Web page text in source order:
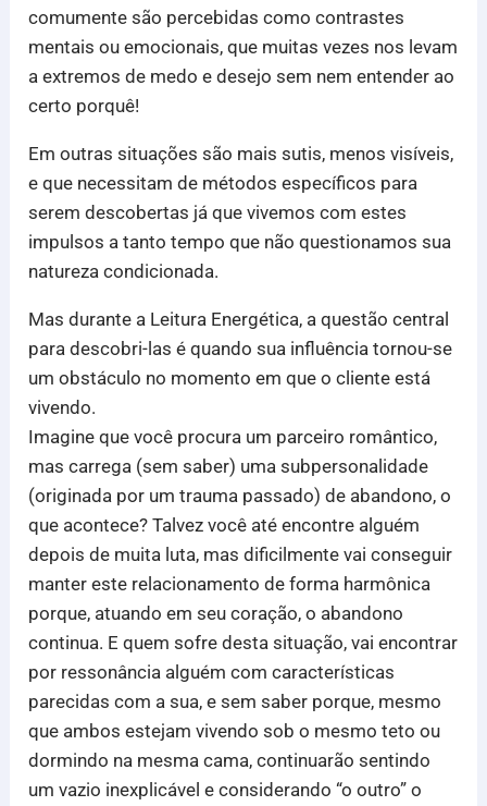
comumente são percebidas como contrastes
mentais ou emocionais, que muitas vezes nos levam
a extremos de medo e desejo sem nem entender ao
certo porquê!
Em outras situações são mais sutis, menos visíveis,
e que necessitam de métodos específicos para
serem descobertas já que vivemos com estes
impulsos a tanto tempo que não questionamos sua
natureza condicionada.
Mas durante a Leitura Energética, a questão central
para descobri-las é quando sua influência tornou-se
um obstáculo no momento em que o cliente está
vivendo.
Imagine que você procura um parceiro romântico,
mas carrega (sem saber) uma subpersonalidade
(originada por um trauma passado) de abandono, o
que acontece? Talvez você até encontre alguém
depois de muita luta, mas dificilmente vai conseguir
manter este relacionamento de forma harmônica
porque, atuando em seu coração, o abandono
continua. E quem sofre desta situação, vai encontrar
por ressonância alguém com características
parecidas com a sua, e sem saber porque, mesmo
que ambos estejam vivendo sob o mesmo teto ou
dormindo na mesma cama, continuarão sentindo
um vazio inexplicável e considerando “o outro” o